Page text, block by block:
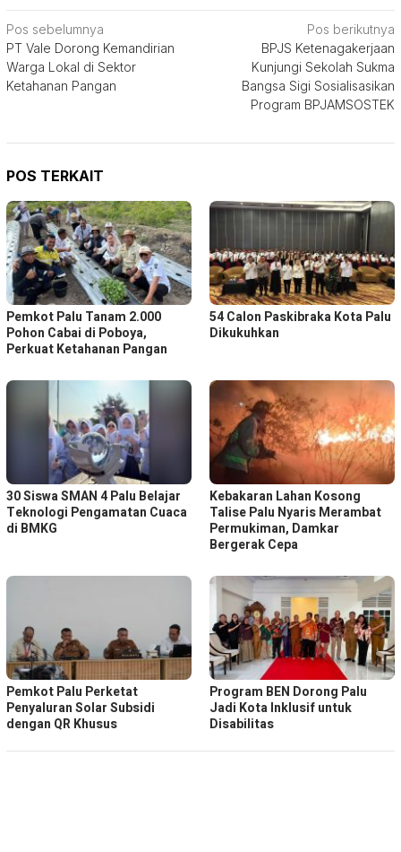
Navigasi
pos
Pos sebelumnya
PT Vale Dorong Kemandirian
Warga Lokal di Sektor
Ketahanan Pangan
Pos berikutnya
BPJS Ketenagakerjaan
Kunjungi Sekolah Sukma
Bangsa Sigi Sosialisasikan
Program BPJAMSOSTEK
POS TERKAIT
Pemkot Palu Tanam 2.000
Pohon Cabai di Poboya,
Perkuat Ketahanan Pangan
54 Calon Paskibraka Kota Palu
Dikukuhkan
30 Siswa SMAN 4 Palu Belajar
Teknologi Pengamatan Cuaca
di BMKG
Kebakaran Lahan Kosong
Talise Palu Nyaris Merambat
Permukiman, Damkar
Bergerak Cepa
Pemkot Palu Perketat
Penyaluran Solar Subsidi
dengan QR Khusus
Program BEN Dorong Palu
Jadi Kota Inklusif untuk
Disabilitas